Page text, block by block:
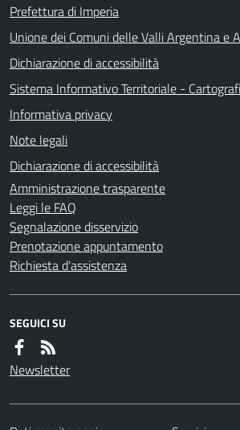
Prefettura di Imperia
Unione dei Comuni delle Valli Argentina e
Dichiarazione di accessibilità
Sistema Informativo Territoriale -
Informativa privacy
Note legali
Dichiarazione di accessibilità
Amministrazione trasparente
Leggi le FAQ
Segnalazione disservizio
Prenotazione appuntamento
Richiesta d'assistenza
SEGUICI SU
Newsletter